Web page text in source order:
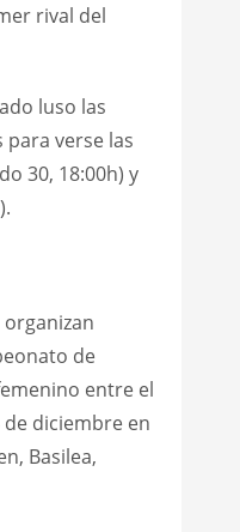
rival del
luso las
para verse las
30, 18:00h) y
organizan
de
entre el
diciembre en
Basilea,